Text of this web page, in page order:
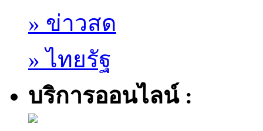
» ข่าวสด
» ไทยรัฐ
บริการออนไลน์ :